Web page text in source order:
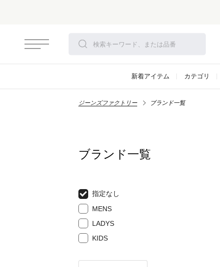
新着アイテム カテゴリ
ジーンズファクトリー ブランド一覧
ブランド一覧
指定なし
MENS
LADYS
KIDS